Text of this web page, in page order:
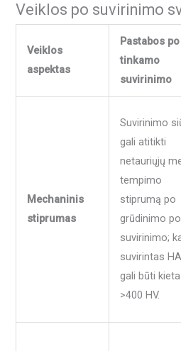
Veiklos po suvirinimo
Veiklos
aspektas
Pastabos po
tinkamo
suvirinimo
Mechaninis
stiprumas
Suvirinimo
gali atitikti
netauriųjų
tempimo
stiprumą po
grūdinimo po
suvirinimo;
suvirintas
gali būti
>400 HV.